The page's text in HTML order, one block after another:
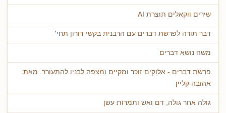
שירים ווקאלים תוצרת AI
דבר תורה לפרשת דברים עם הרבנית בקשי דורון תחי'
משה נושא דברים
פרשת דברים - אלוקים זוכר ומקיים ומצפה לבניו להתעורר. מאת:
אהובה קליין
גולה אחר גולה, דם ואש ותמרות עשן